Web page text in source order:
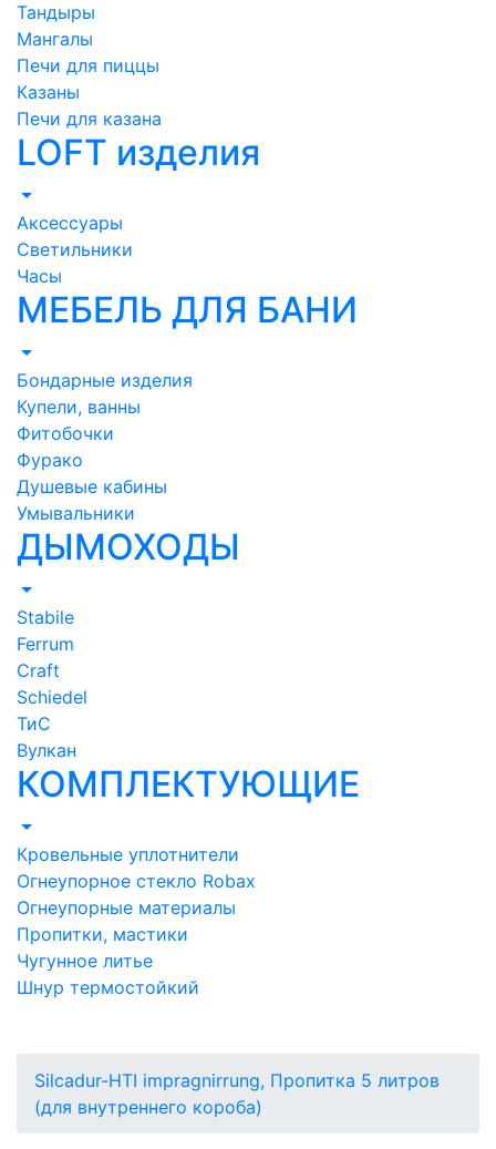
Тандыры
Мангалы
Печи для пиццы
Казаны
Печи для казана
LOFT изделия
Аксессуары
Светильники
Часы
МЕБЕЛЬ ДЛЯ БАНИ
Бондарные изделия
Купели, ванны
Фитобочки
Фурако
Душевые кабины
Умывальники
ДЫМОХОДЫ
Stabile
Ferrum
Craft
Schiedel
ТиС
Вулкан
КОМПЛЕКТУЮЩИЕ
Кровельные уплотнители
Огнеупорное стекло Robax
Огнеупорные материалы
Пропитки, мастики
Чугунное литье
Шнур термостойкий
Silcadur-HTI impragnirrung, Пропитка 5 литров
(для внутреннего короба)